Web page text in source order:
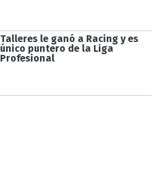
Talleres le ganó a Racing y es
único puntero de la Liga
Profesional